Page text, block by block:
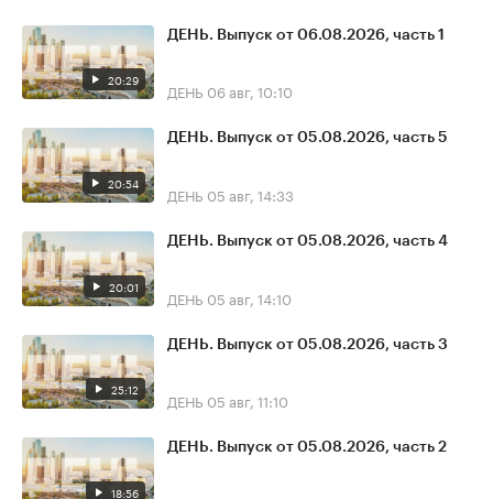
20:29
ДЕНЬ. Выпуск от 06.08.2026, часть 1
ДЕНЬ 06 авг, 10:10
20:54
ДЕНЬ. Выпуск от 05.08.2026, часть 5
ДЕНЬ 05 авг, 14:33
20:01
ДЕНЬ. Выпуск от 05.08.2026, часть 4
ДЕНЬ 05 авг, 14:10
25:12
ДЕНЬ. Выпуск от 05.08.2026, часть 3
ДЕНЬ 05 авг, 11:10
18:56
ДЕНЬ. Выпуск от 05.08.2026, часть 2